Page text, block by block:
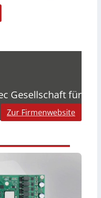
Gesellschaft für
Zur Firmenwebsite